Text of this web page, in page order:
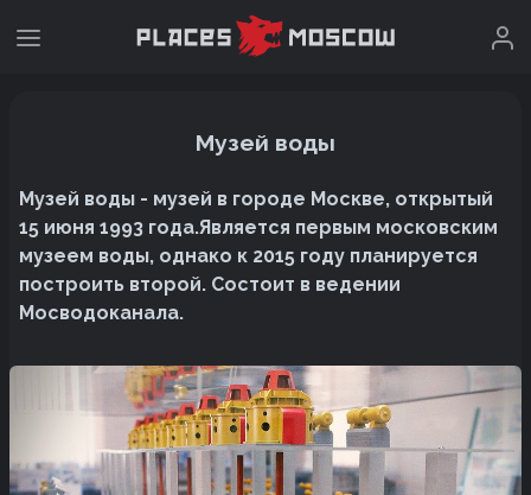
Музей воды
Музей воды - музей в городе Москве, открытый
15 июня 1993 года.Является первым московским
музеем воды, однако к 2015 году планируется
построить второй. Состоит в ведении
Мосводоканала.